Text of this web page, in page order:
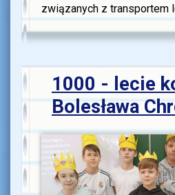
związanych z transportem
1000 - lecie
Bolesława